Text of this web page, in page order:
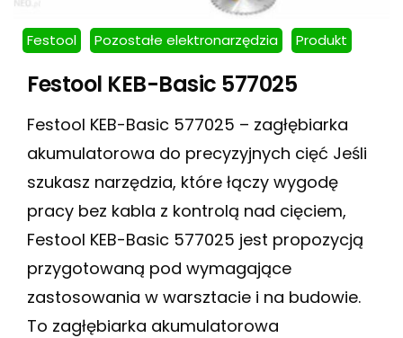
Festool Pozostałe elektronarzędzia Produkt
Festool KEB-Basic 577025
Festool KEB-Basic 577025 – zagłębiarka
akumulatorowa do precyzyjnych cięć Jeśli
szukasz narzędzia, które łączy wygodę
pracy bez kabla z kontrolą nad cięciem,
Festool KEB-Basic 577025 jest propozycją
przygotowaną pod wymagające
zastosowania w warsztacie i na budowie.
To zagłębiarka akumulatorowa